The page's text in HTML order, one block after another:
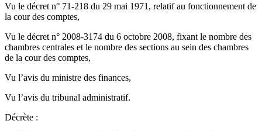
Vu le décret n° 71-218 du 29 mai 1971, relatif au fonctionnement de
la cour des comptes,
Vu le décret n° 2008-3174 du 6 octobre 2008, fixant le nombre des
chambres centrales et le nombre des sections au sein des chambres
de la cour des comptes,
Vu l’avis du ministre des finances,
Vu l’avis du tribunal administratif.
Décrète :